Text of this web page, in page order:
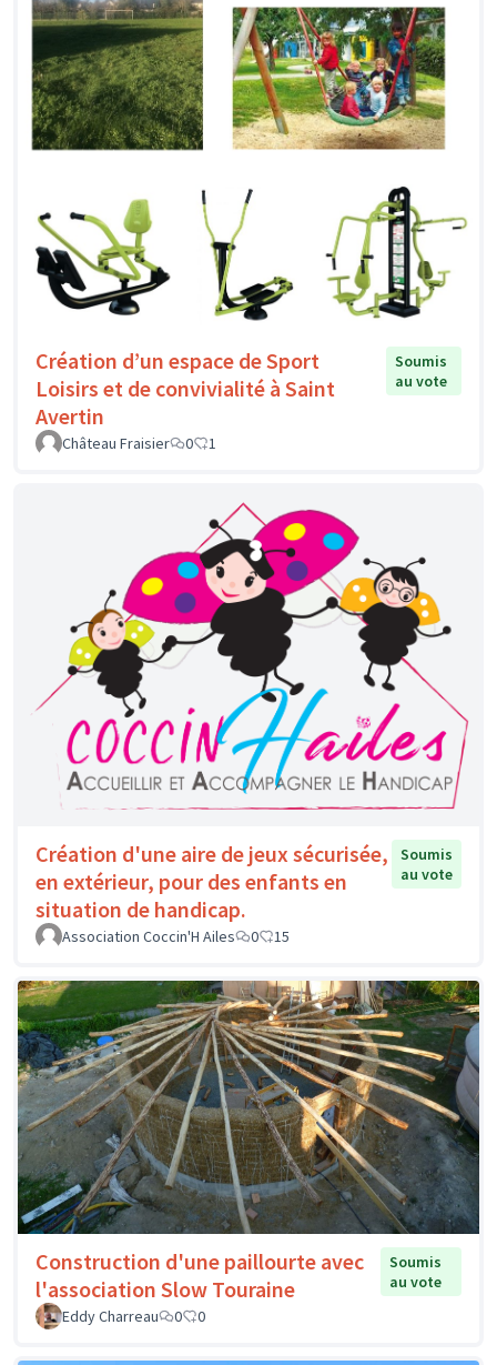
Création d’un espace de Sport
Loisirs et de convivialité à Saint
Avertin
Soumis
au vote
Château Fraisier 0 1
Création d'une aire de jeux sécurisée,
en extérieur, pour des enfants en
situation de handicap.
Soumis
au vote
Association Coccin'H Ailes 0 15
Construction d'une paillourte avec
l'association Slow Touraine
Soumis
au vote
Eddy Charreau
0 0